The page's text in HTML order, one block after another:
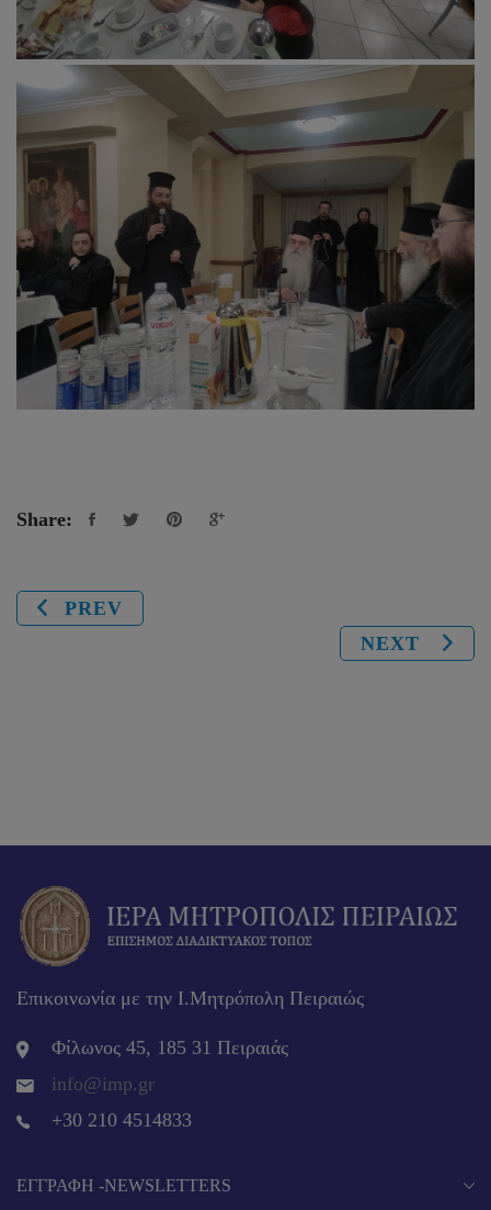
Share:
PREV
NEXT
Επικοινωνία με την Ι.Μητρόπολη Πειραιώς
Φίλωνος 45, 185 31 Πειραιάς
info@imp.gr
+30 210 4514833
EΓΓΡΑΦΉ -NEWSLETTERS